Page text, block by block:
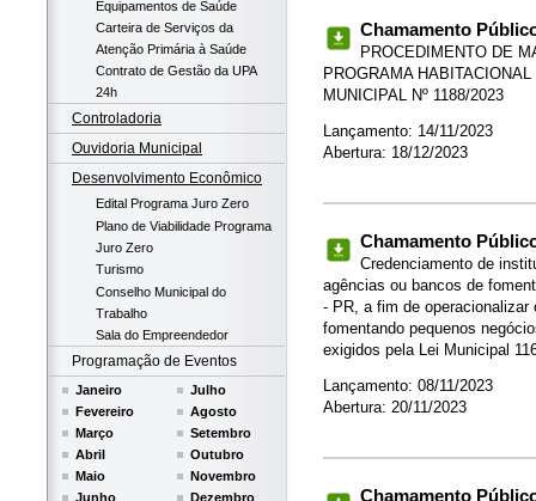
Equipamentos de Saúde
Carteira de Serviços da
Atenção Primária à Saúde
Contrato de Gestão da UPA
24h
Controladoria
Ouvidoria Municipal
Desenvolvimento Econômico
Edital Programa Juro Zero
Plano de Viabilidade Programa
Juro Zero
Turismo
Conselho Municipal do
Trabalho
Sala do Empreendedor
Programação de Eventos
Janeiro
Fevereiro
Março
Abril
Maio
Junho
Julho
Agosto
Setembro
Outubro
Novembro
Dezembro
Chamamento
PROCEDIMENTO DE
PROGRAMA
MUNICIPAL Nº 1188/2023
Lançamento: 14/11/2023
Abertura: 18/12/2023
Chamamento
Credenciamento de
agências ou bancos de
- PR, a fim de operacionalizar
fomentando pequenos
exigidos pela Lei Municipal
Lançamento: 08/11/2023
Abertura: 20/11/2023
Chamamento